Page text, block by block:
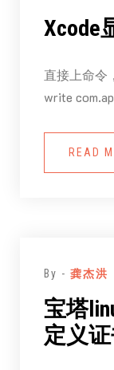
Xcode
直接上命令
write
READ
By - 龚杰洪
宝塔
定义